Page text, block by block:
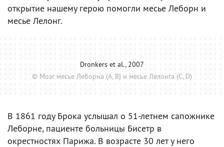
открытие нашему герою помогли месье Леборн и
месье Лелонг.
Dronkers et al., 2007
© Мозг месье Леборна (A, B) и месье Лелонга (C, D)
В 1861 году Брока услышал о 51-летнем сапожнике
Леборне, пациенте больницы Бисетр в
окрестностях Парижа. В возрасте 30 лет у него